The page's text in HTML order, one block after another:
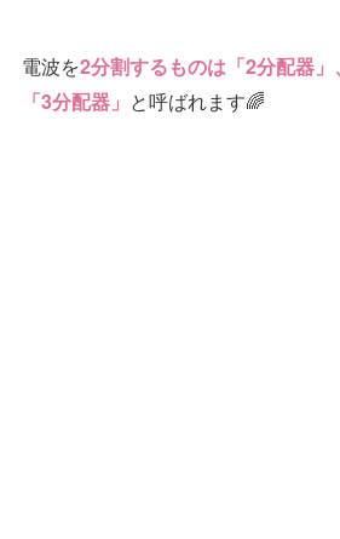
電波を2分割するものは「2分配器
「3分配器」 と呼ばれます🌈